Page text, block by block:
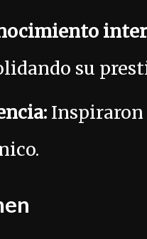
su
Inspiraron